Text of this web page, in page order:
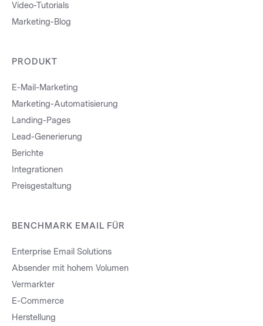
Video-Tutorials
Marketing-Blog
PRODUKT
E-Mail-Marketing
Marketing-Automatisierung
Landing-Pages
Lead-Generierung
Berichte
Integrationen
Preisgestaltung
BENCHMARK EMAIL FÜR
Enterprise Email Solutions
Absender mit hohem Volumen
Vermarkter
E-Commerce
Herstellung